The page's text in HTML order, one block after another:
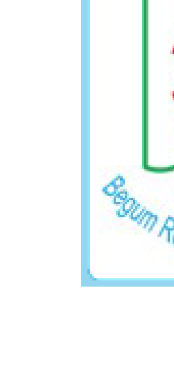
Department of
Follow Us
2026 © BRUR |